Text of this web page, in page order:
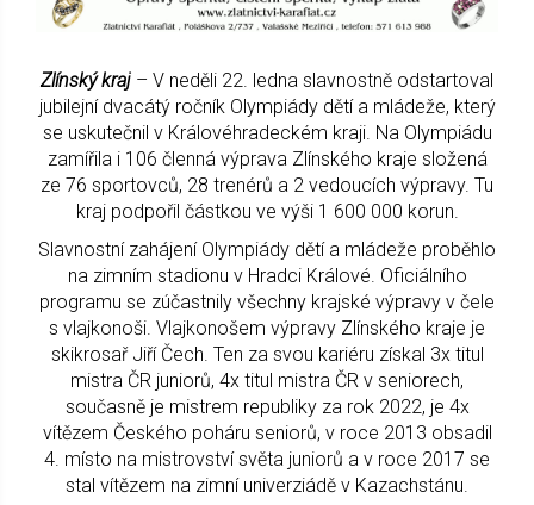
Zlínský kraj – V neděli 22. ledna slavnostně odstartoval
jubilejní dvacátý ročník Olympiády dětí a mládeže, který
se uskutečnil v Královéhradeckém kraji. Na Olympiádu
zamířila i 106 členná výprava Zlínského kraje složená
ze 76 sportovců, 28 trenérů a 2 vedoucích výpravy. Tu
kraj podpořil částkou ve výši 1 600 000 korun.
Slavnostní zahájení Olympiády dětí a mládeže proběhlo
na zimním stadionu v Hradci Králové. Oficiálního
programu se zúčastnily všechny krajské výpravy v čele
s vlajkonoši. Vlajkonošem výpravy Zlínského kraje je
skikrosař Jiří Čech. Ten za svou kariéru získal 3x titul
mistra ČR juniorů, 4x titul mistra ČR v seniorech,
současně je mistrem republiky za rok 2022, je 4x
vítězem Českého poháru seniorů, v roce 2013 obsadil
4. místo na mistrovství světa juniorů a v roce 2017 se
stal vítězem na zimní univerziádě v Kazachstánu.